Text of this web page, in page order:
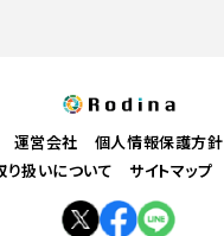
運営会社
個人情報保護方針
扱いについて
サイトマップ